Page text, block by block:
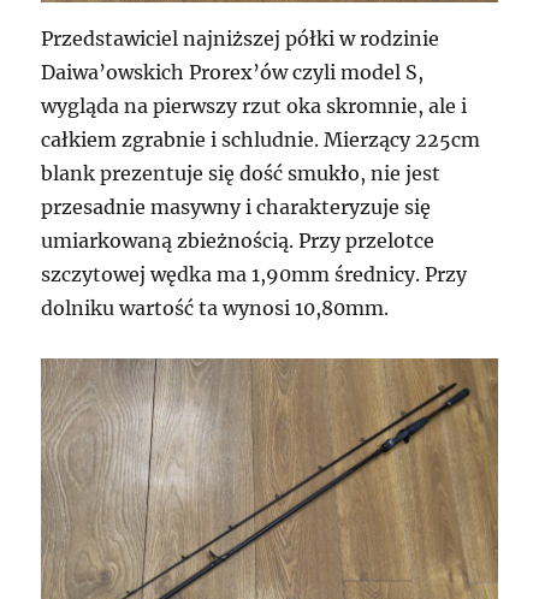
Przedstawiciel najniższej półki w rodzinie
Daiwa’owskich Prorex’ów czyli model S,
wygląda na pierwszy rzut oka skromnie, ale i
całkiem zgrabnie i schludnie. Mierzący 225cm
blank prezentuje się dość smukło, nie jest
przesadnie masywny i charakteryzuje się
umiarkowaną zbieżnością. Przy przelotce
szczytowej wędka ma 1,90mm średnicy. Przy
dolniku wartość ta wynosi 10,80mm.